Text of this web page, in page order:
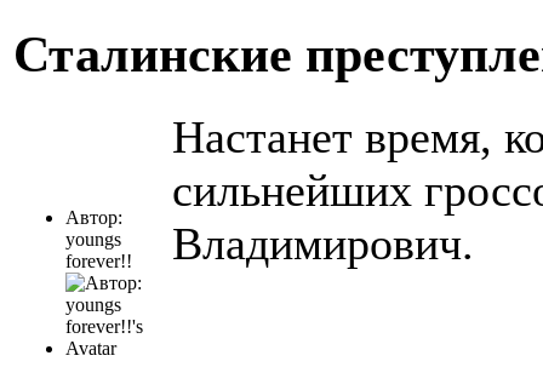
Сталинские
Автор:
youngs
forever!!
Настанет время,
сильнейших
Владимирович.